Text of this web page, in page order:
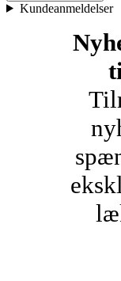
Kundeanmeldelser